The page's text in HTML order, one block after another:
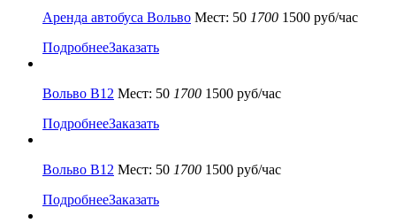
Аренда автобуса Вольво Мест: 50 1700 1500 руб/час
ПодробнееЗаказать
Вольво В12 Мест: 50 1700 1500 руб/час
ПодробнееЗаказать
Вольво В12 Мест: 50 1700 1500 руб/час
ПодробнееЗаказать